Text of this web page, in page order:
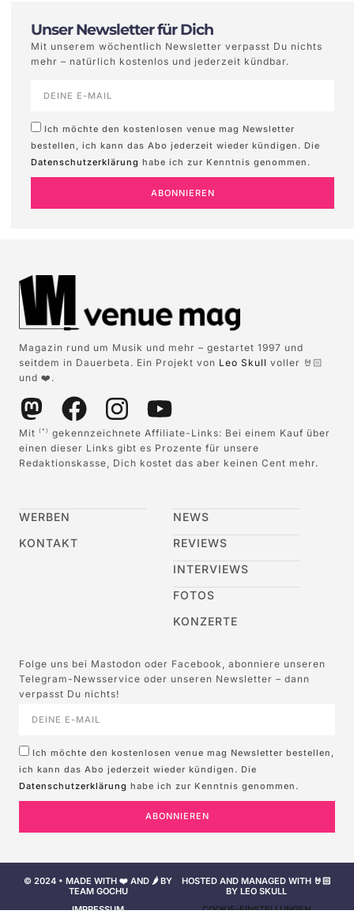
Unser Newsletter für Dich
Mit unserem wöchentlich Newsletter verpasst Du nichts
mehr – natürlich kostenlos und jederzeit kündbar.
Ich möchte den kostenlosen venue mag Newsletter
bestellen, ich kann das Abo jederzeit wieder kündigen. Die
Datenschutzerklärung habe ich zur Kenntnis genommen.
ABONNIEREN
Magazin rund um Musik und mehr – gestartet 1997 und
seitdem in Dauerbeta. Ein Projekt von Leo Skull voller 🤘🏻
und ❤️.
Mit (*)
gekennzeichnete Affiliate-Links: Bei einem Kauf über
einen dieser Links gibt es Prozente für unsere
Redaktionskasse, Dich kostet das aber keinen Cent mehr.
WERBEN
KONTAKT
NEWS
REVIEWS
INTERVIEWS
FOTOS
KONZERTE
Folge uns bei Mastodon oder Facebook, abonniere unseren
Telegram-Newsservice oder unseren Newsletter – dann
verpasst Du nichts!
Ich möchte den kostenlosen venue mag Newsletter bestellen,
ich kann das Abo jederzeit wieder kündigen. Die
Datenschutzerklärung habe ich zur Kenntnis genommen.
ABONNIEREN
© 2024 • MADE WITH ❤️ AND 🌶️ BY
TEAM GOCHU
HOSTED AND MANAGED WITH 🤘🏻
BY LEO SKULL
IMPRESSUM
COOKIE-EINSTELLUNGEN